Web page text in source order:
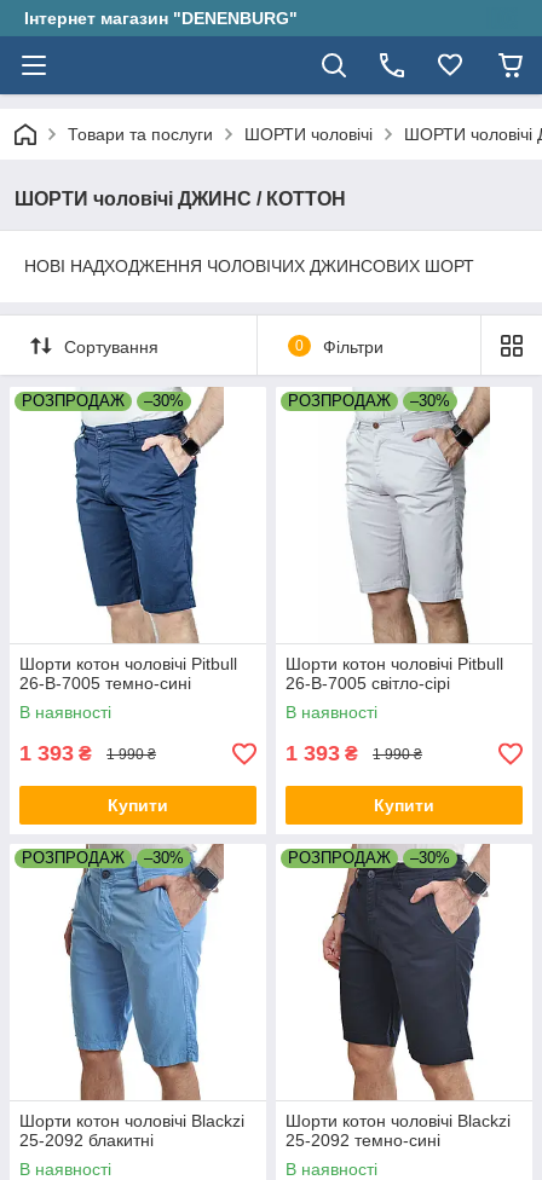
Інтернет магазин "DENENBURG"
Товари та послуги ШОРТИ чоловічі ШОРТИ
ШОРТИ чоловічі ДЖИНС / КОТТОН
НОВІ НАДХОДЖЕННЯ ЧОЛОВІЧИХ ДЖИНСОВИХ ШОРТ
Сортування 0 Фільтри
РОЗПРОДАЖ –30%
Шорти котон чоловічі Pitbull
26-B-7005 темно-сині
В наявності
1 393 ₴ 1 990 ₴
Купити
РОЗПРОДАЖ –30%
Шорти котон чоловічі Pitbull
26-B-7005 світло-сірі
В наявності
1 393 ₴ 1 990 ₴
Купити
РОЗПРОДАЖ –30%
Шорти котон чоловічі Blackzi
25-2092 блакитні
В наявності
РОЗПРОДАЖ –30%
Шорти котон чоловічі Blackzi
25-2092 темно-сині
В наявності